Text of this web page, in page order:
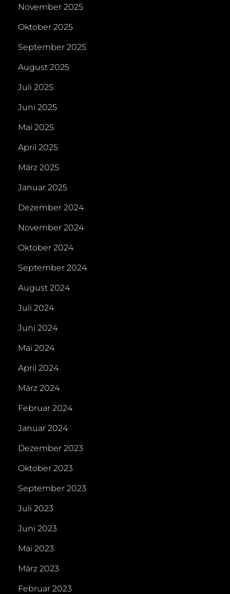
November 2025
Oktober 2025
September 2025
August 2025
Juli 2025
Juni 2025
Mai 2025
April 2025
März 2025
Januar 2025
Dezember 2024
November 2024
Oktober 2024
September 2024
August 2024
Juli 2024
Juni 2024
Mai 2024
April 2024
März 2024
Februar 2024
Januar 2024
Dezember 2023
Oktober 2023
September 2023
Juli 2023
Juni 2023
Mai 2023
März 2023
Februar 2023